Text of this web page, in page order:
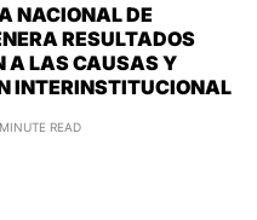
NACIONAL DE
RESULTADOS
A LAS CAUSAS Y
INTERINSTITUCIONAL
READ